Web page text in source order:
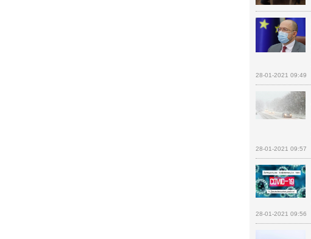
28-01-2021 09:49
28-01-2021 09:57
28-01-2021 09:56